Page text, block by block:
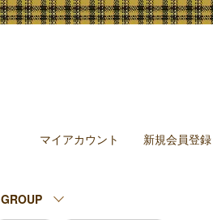
GROUP
マイアカウント 新規会員登録